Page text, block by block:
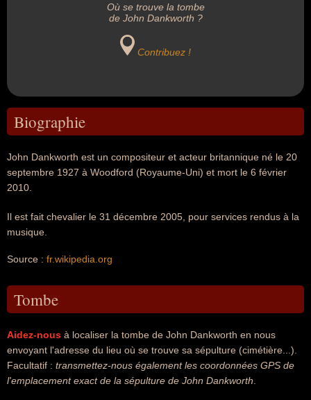
Où se trouve la tombe
de John Dankworth ?
Contribuez !
Biographie
John Dankworth est un compositeur et acteur britannique né le 20
septembre 1927 à Woodford (Royaume-Uni) et mort le 6 février
2010.
Il est fait chevalier le 31 décembre 2005, pour services rendus à la
musique.
Source : fr.wikipedia.org
Tombe
Aidez-nous à localiser la tombe de John Dankworth en nous
envoyant l'adresse du lieu où se trouve sa sépulture (cimétière...).
Facultatif : transmettez-nous également les coordonnées GPS de
l'emplacement exact de la sépulture de John Dankworth